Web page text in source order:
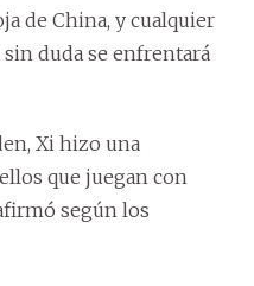
de China, y cualquier
duda se enfrentará
Xi hizo una
que juegan con
según los